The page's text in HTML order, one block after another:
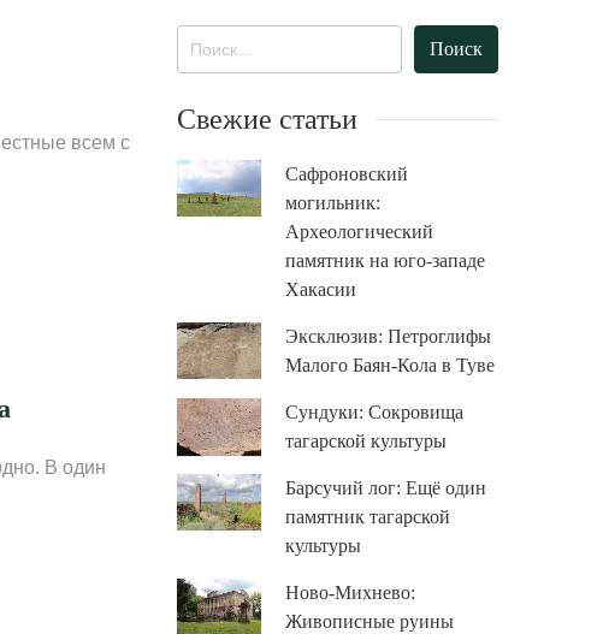
всем с
В один
Свежие статьи
Сафроновский
могильник:
Археологический
памятник на юго-западе
Хакасии
Эксклюзив: Петроглифы
Малого Баян-Кола в Туве
Сундуки: Сокровища
тагарской культуры
Барсучий лог: Ещё один
памятник тагарской
культуры
Ново-Михнево:
Живописные руины